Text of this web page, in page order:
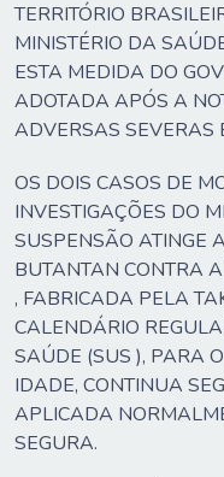
TERRITÓRIO
MINISTÉRIO DA
ESTA MEDIDA DO
ADOTADA APÓS A
ADVERSAS SEVERAS
OS DOIS CASOS DE
INVESTIGAÇÕES DO
SUSPENSÃO ATINGE
BUTANTAN CONTRA
, FABRICADA PELA
CALENDÁRIO
SAÚDE (SUS ), PARA
IDADE, CONTINUA
APLICADA
SEGURA.